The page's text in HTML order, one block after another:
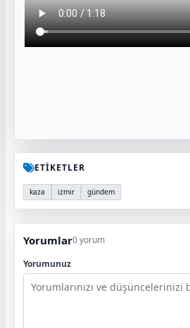
ETİKETLER
kaza izmir gündem
Yorumlar0 yorum
Yorumunuz